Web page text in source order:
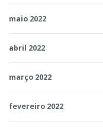
maio 2022
abril 2022
março 2022
fevereiro 2022